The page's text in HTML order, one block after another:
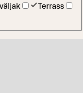
Terrass